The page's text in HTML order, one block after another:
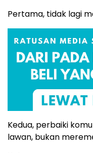
Pertama, tidak lagi
Kedua, perbaiki
lawan, bukan